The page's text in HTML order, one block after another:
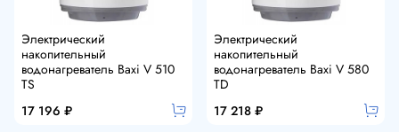
Электрический
накопительный
водонагреватель Baxi V 510
TS
17 196 ₽
Электрический
накопительный
водонагреватель Baxi V 580
TD
17 218 ₽